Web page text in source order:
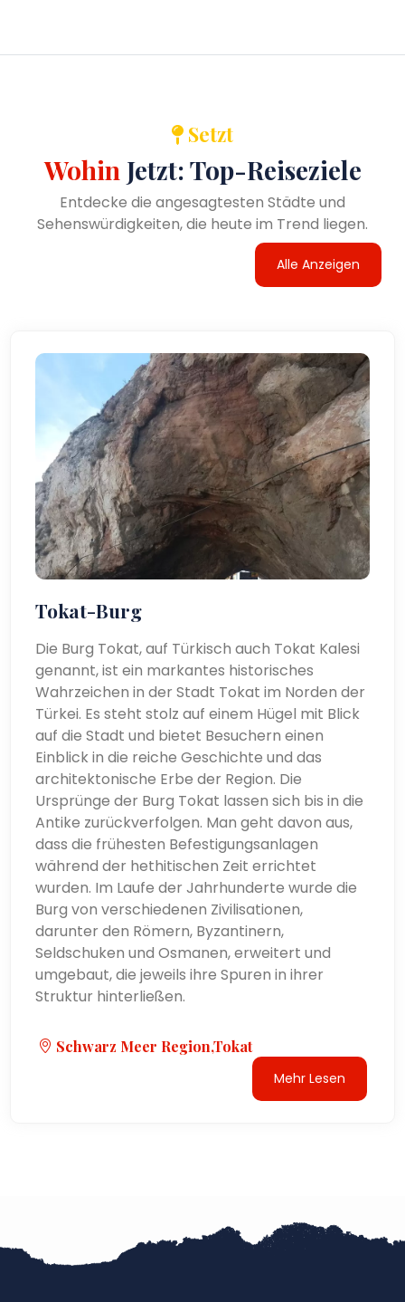
Setzt
Wohin Jetzt: Top-Reiseziele
Entdecke die angesagtesten Städte und
Sehenswürdigkeiten, die heute im Trend liegen.
Alle Anzeigen
Tokat-Burg
Die Burg Tokat, auf Türkisch auch Tokat Kalesi
genannt, ist ein markantes historisches
Wahrzeichen in der Stadt Tokat im Norden der
Türkei. Es steht stolz auf einem Hügel mit Blick
auf die Stadt und bietet Besuchern einen
Einblick in die reiche Geschichte und das
architektonische Erbe der Region. Die
Ursprünge der Burg Tokat lassen sich bis in die
Antike zurückverfolgen. Man geht davon aus,
dass die frühesten Befestigungsanlagen
während der hethitischen Zeit errichtet
wurden. Im Laufe der Jahrhunderte wurde die
Burg von verschiedenen Zivilisationen,
darunter den Römern, Byzantinern,
Seldschuken und Osmanen, erweitert und
umgebaut, die jeweils ihre Spuren in ihrer
Struktur hinterließen.
Schwarz Meer Region,Tokat
Mehr Lesen